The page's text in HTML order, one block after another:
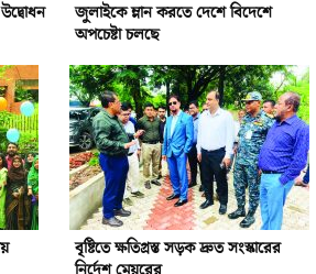
জুলাইকে ম্লান করতে দেশে বিদেশে
অপচেষ্টা চলছে
বৃষ্টিতে ক্ষতিগ্রস্ত সড়ক দ্রুত সংস্কারের